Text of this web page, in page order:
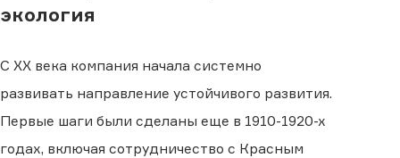
экология
С XX века компания начала системно
развивать направление устойчивого развития.
Первые шаги были сделаны еще в 1910-1920-х
годах, включая сотрудничество с Красным